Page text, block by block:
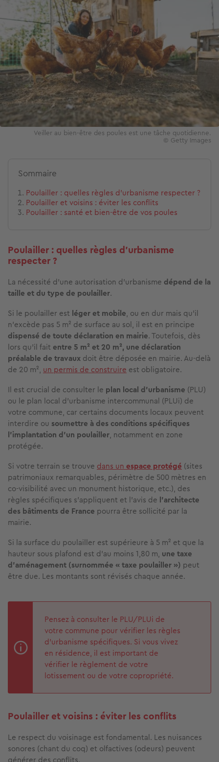
Veiller au bien-être des poules est une tâche quotidienne.
© Getty Images
Sommaire
Poulailler : quelles règles d’urbanisme respecter ?
Poulailler et voisins : éviter les conflits
Poulailler : santé et bien-être de vos poules
Poulailler : quelles règles d’urbanisme
respecter ?
La nécessité d'une autorisation d'urbanisme dépend de la
taille et du type de poulailler.
Si le poulailler est léger et mobile, ou en dur mais qu'il
n'excède pas 5 m² de surface au sol, il est en principe
dispensé de toute déclaration en mairie. Toutefois, dès
lors qu’il fait entre 5 m² et 20 m², une déclaration
préalable de travaux doit être déposée en mairie. Au-delà
de 20 m², un permis de construire est obligatoire.
Il est crucial de consulter le plan local d'urbanisme (PLU)
ou le plan local d'urbanisme intercommunal (PLUi) de
votre commune, car certains documents locaux peuvent
interdire ou soumettre à des conditions spécifiques
l'implantation d'un poulailler, notamment en zone
protégée.
Si votre terrain se trouve dans un espace protégé (sites
patrimoniaux remarquables, périmètre de 500 mètres en
co-visibilité avec un monument historique, etc.), des
règles spécifiques s'appliquent et l'avis de l'architecte
des bâtiments de France pourra être sollicité par la
mairie.
Si la surface du poulailler est supérieure à 5 m² et que la
hauteur sous plafond est d'au moins 1,80 m, une taxe
d'aménagement (surnommée « taxe poulailler ») peut
être due. Les montants sont révisés chaque année.
Pensez à consulter le PLU/PLUi de
votre commune pour vérifier les règles
d'urbanisme spécifiques. Si vous vivez
en résidence, il est important de
vérifier le règlement de votre
lotissement ou de votre copropriété.
Poulailler et voisins : éviter les conflits
Le respect du voisinage est fondamental. Les nuisances
sonores (chant du coq) et olfactives (odeurs) peuvent
générer des conflits.